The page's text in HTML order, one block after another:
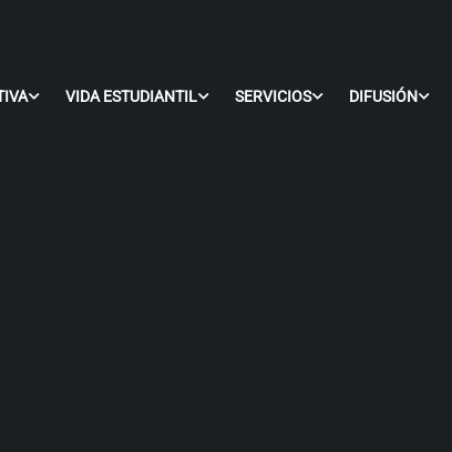
VIDA ESTUDIANTIL SERVICIOS DIFUSIÓN